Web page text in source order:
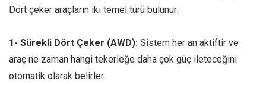
Dört çeker araçların iki temel türü bulunur:
1- Sürekli Dört Çeker (AWD): Sistem her an aktiftir ve
araç ne zaman hangi tekerleğe daha çok güç ileteceğini
otomatik olarak belirler.